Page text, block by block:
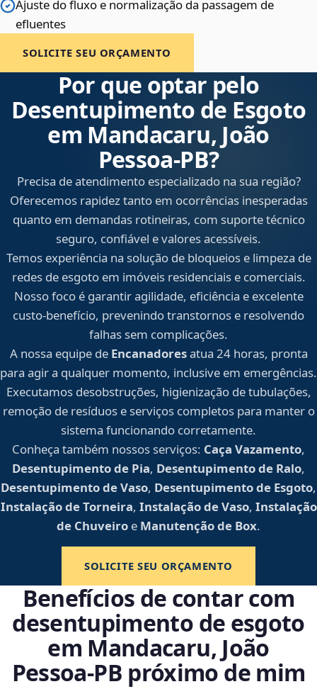
Ajuste do fluxo e normalização da passagem de
efluentes
SOLICITE SEU ORÇAMENTO
Por que optar pelo
Desentupimento de Esgoto
em Mandacaru, João
Pessoa‑PB?
Precisa de atendimento especializado na sua região?
Oferecemos rapidez tanto em ocorrências inesperadas
quanto em demandas rotineiras, com suporte técnico
seguro, confiável e valores acessíveis.
Temos experiência na solução de bloqueios e limpeza de
redes de esgoto em imóveis residenciais e comerciais.
Nosso foco é garantir agilidade, eficiência e excelente
custo-benefício, prevenindo transtornos e resolvendo
falhas sem complicações.
A nossa equipe de Encanadoresatua 24 horas, pronta
para agir a qualquer momento, inclusive em emergências.
Executamos desobstruções, higienização de tubulações,
remoção de resíduos e serviços completos para manter o
sistema funcionando corretamente.
Conheça também nossos serviços: Caça Vazamento,
Desentupimento de Pia, Desentupimento de Ralo,
Desentupimento de Vaso, Desentupimento de Esgoto,
Instalação de Torneira, Instalação de Vaso, Instalação
de Chuveiro e Manutenção de Box.
SOLICITE SEU ORÇAMENTO
Benefícios de contar com
desentupimento de esgoto
em Mandacaru, João
Pessoa‑PB próximo de mim